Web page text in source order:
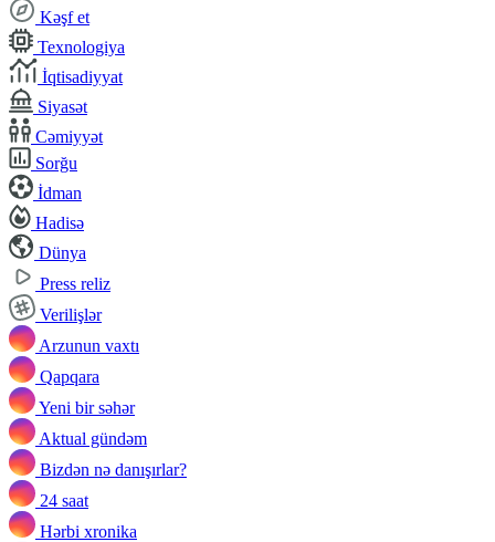
Kəşf et
Texnologiya
İqtisadiyyat
Siyasət
Cəmiyyət
Sorğu
İdman
Hadisə
Dünya
Press reliz
Verilişlər
Arzunun vaxtı
Qapqara
Yeni bir səhər
Aktual gündəm
Bizdən nə danışırlar?
24 saat
Hərbi xronika